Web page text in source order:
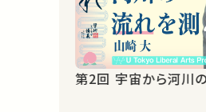
第2回 宇宙から河